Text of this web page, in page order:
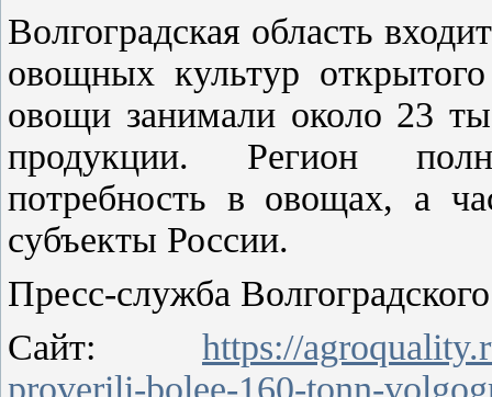
Волгоградская область
овощных культур
овощи занимали около 23
продукции. Регион
потребность в овощах, а
субъекты России.
Пресс-служба
Сайт: https://
proverili-bolee-160-tonn-